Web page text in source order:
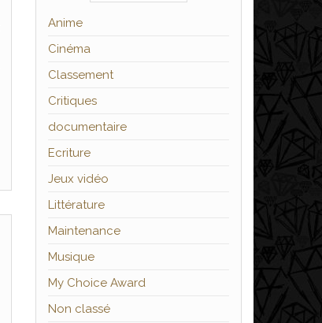
Anime
Cinéma
Classement
Critiques
documentaire
Ecriture
Jeux vidéo
Littérature
Maintenance
Musique
My Choice Award
Non classé